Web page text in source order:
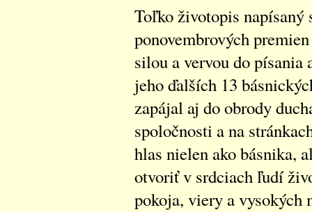
Toľko životopis
ponovembrových
silou a vervou do písania
jeho ďalších 13
zapájal aj do obrody
spoločnosti a na
hlas nielen ako básnika,
otvoriť v srdciach ľudí
pokoja, viery a vysokých